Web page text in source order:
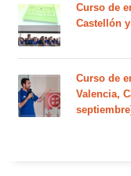
Curso de
Castellón
Curso de
Valencia,